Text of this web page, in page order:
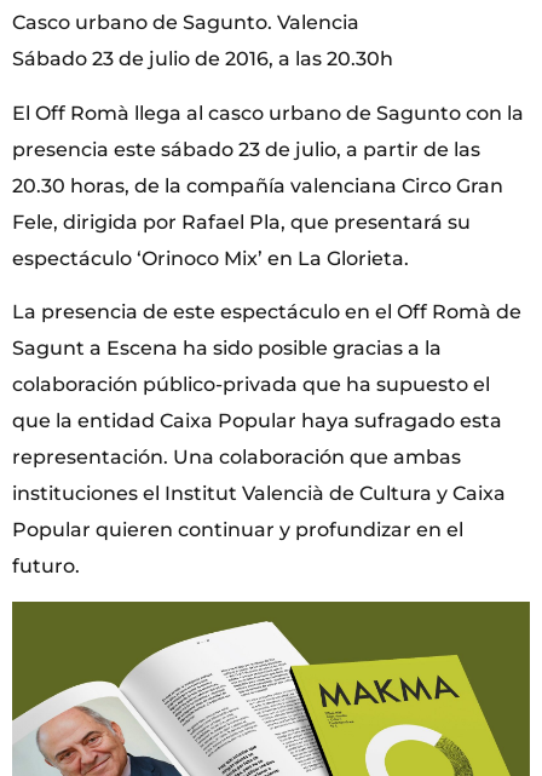
Casco urbano de Sagunto. Valencia
Sábado 23 de julio de 2016, a las 20.30h
El Off Romà llega al casco urbano de Sagunto con la
presencia este sábado 23 de julio, a partir de las
20.30 horas, de la compañía valenciana Circo Gran
Fele, dirigida por Rafael Pla, que presentará su
espectáculo ‘Orinoco Mix’ en La Glorieta.
La presencia de este espectáculo en el Off Romà de
Sagunt a Escena ha sido posible gracias a la
colaboración público-privada que ha supuesto el
que la entidad Caixa Popular haya sufragado esta
representación. Una colaboración que ambas
instituciones el Institut Valencià de Cultura y Caixa
Popular quieren continuar y profundizar en el
futuro.